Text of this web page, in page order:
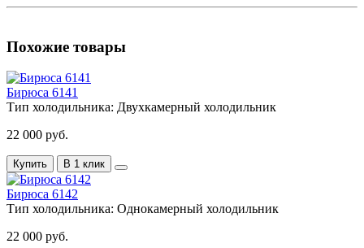
Похожие товары
Бирюса 6141
Тип холодильника: Двухкамерный холодильник
22 000 руб.
Купить В 1 клик
Бирюса 6142
Тип холодильника: Однокамерный холодильник
22 000 руб.